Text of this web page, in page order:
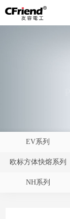
EV系列
欧标方体快熔系列
NH系列